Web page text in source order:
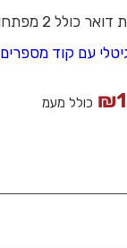
2 מפתחות.
עם קוד מספרים
₪ כולל מעמ